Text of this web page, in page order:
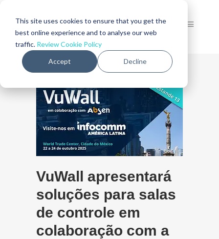
This site uses cookies to ensure that you get the
best online experience and to analyse our web
traffic. Review Cookie Policy
Accept Decline
VuWall apresentará
soluções para salas
de controle em
colaboração com a